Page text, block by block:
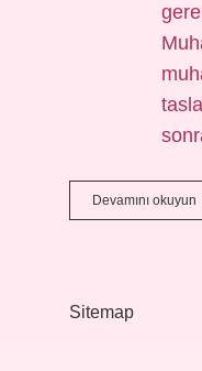
Devamını okuyun
Sitemap